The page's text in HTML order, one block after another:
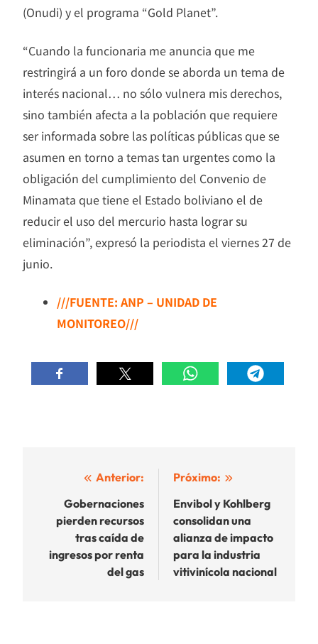
(Onudi) y el programa “Gold Planet”.
“Cuando la funcionaria me anuncia que me
restringirá a un foro donde se aborda un tema de
interés nacional… no sólo vulnera mis derechos,
sino también afecta a la población que requiere
ser informada sobre las políticas públicas que se
asumen en torno a temas tan urgentes como la
obligación del cumplimiento del Convenio de
Minamata que tiene el Estado boliviano el de
reducir el uso del mercurio hasta lograr su
eliminación”, expresó la periodista el viernes 27 de
junio.
///FUENTE: ANP – UNIDAD DE
MONITOREO///
Navegación
entradas
Anterior:
Gobernaciones
pierden recursos
tras caída de
ingresos por renta
del gas
Próximo:
Envibol y Kohlberg
consolidan una
alianza de impacto
para la industria
vitivinícola nacional